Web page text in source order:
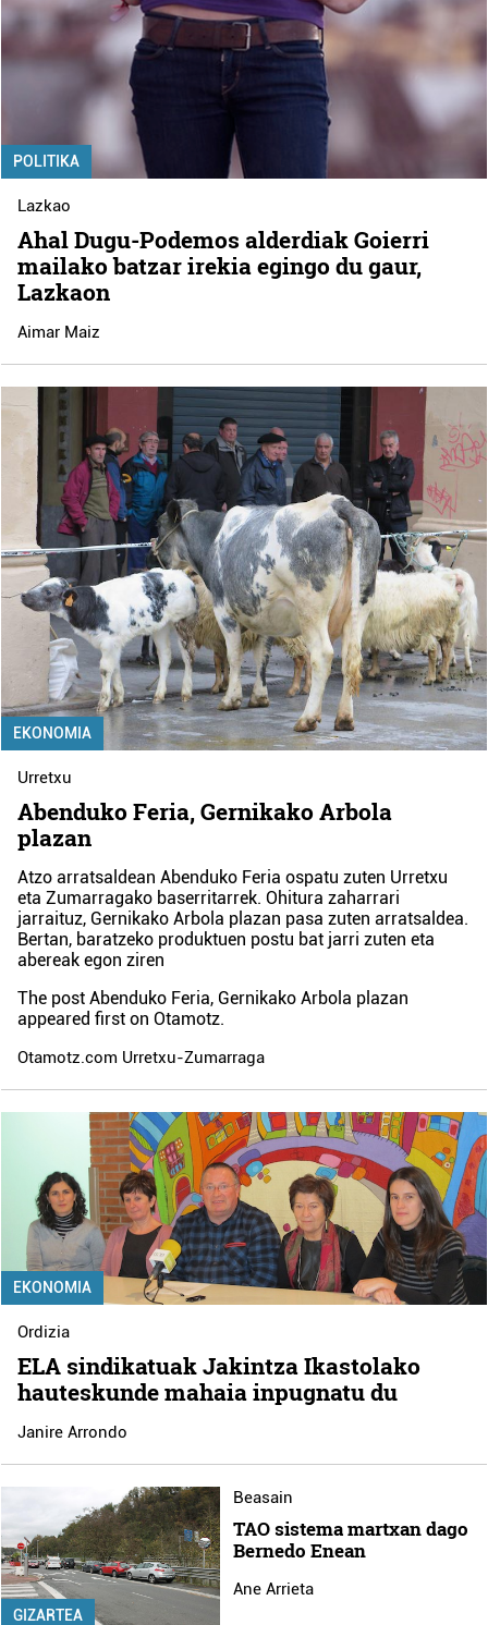
POLITIKA
Lazkao
Ahal Dugu-Podemos alderdiak Goierri
mailako batzar irekia egingo du gaur,
Lazkaon
Aimar Maiz
EKONOMIA
Urretxu
Abenduko Feria, Gernikako Arbola
plazan
Atzo arratsaldean Abenduko Feria ospatu zuten Urretxu
eta Zumarragako baserritarrek. Ohitura zaharrari
jarraituz, Gernikako Arbola plazan pasa zuten arratsaldea.
Bertan, baratzeko produktuen postu bat jarri zuten eta
abereak egon ziren
The postAbenduko Feria, Gernikako Arbola plazan
appeared first onOtamotz.
Otamotz.com Urretxu-Zumarraga
EKONOMIA
Ordizia
ELA sindikatuak Jakintza Ikastolako
hauteskunde mahaia inpugnatu du
Janire Arrondo
GIZARTEA
Beasain
TAO sistema martxan dago
Bernedo Enean
Ane Arrieta